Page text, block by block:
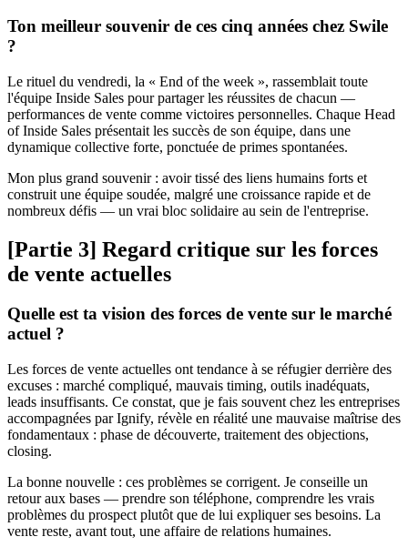
Ton meilleur souvenir de ces cinq années chez Swile
?
Le rituel du vendredi, la « End of the week », rassemblait toute
l'équipe Inside Sales pour partager les réussites de chacun —
performances de vente comme victoires personnelles. Chaque Head
of Inside Sales présentait les succès de son équipe, dans une
dynamique collective forte, ponctuée de primes spontanées.
Mon plus grand souvenir : avoir tissé des liens humains forts et
construit une équipe soudée, malgré une croissance rapide et de
nombreux défis — un vrai bloc solidaire au sein de l'entreprise.
[Partie 3] Regard critique sur les forces
de vente actuelles
Quelle est ta vision des forces de vente sur le marché
actuel ?
Les forces de vente actuelles ont tendance à se réfugier derrière des
excuses : marché compliqué, mauvais timing, outils inadéquats,
leads insuffisants. Ce constat, que je fais souvent chez les entreprises
accompagnées par Ignify, révèle en réalité une mauvaise maîtrise des
fondamentaux : phase de découverte, traitement des objections,
closing.
La bonne nouvelle : ces problèmes se corrigent. Je conseille un
retour aux bases — prendre son téléphone, comprendre les vrais
problèmes du prospect plutôt que de lui expliquer ses besoins. La
vente reste, avant tout, une affaire de relations humaines.